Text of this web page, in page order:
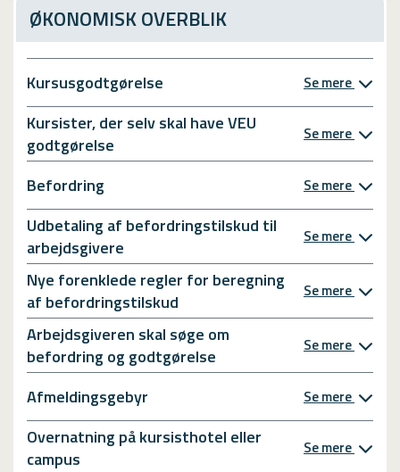
ØKONOMISK OVERBLIK
Kursusgodtgørelse Se mere
Kursister, der selv skal have VEU
godtgørelse
Se mere
Befordring Se mere
Udbetaling af befordringstilskud til
arbejdsgivere
Se mere
Nye forenklede regler for beregning
af befordringstilskud
Se mere
Arbejdsgiveren skal søge om
befordring og godtgørelse
Se mere
Afmeldingsgebyr Se mere
Overnatning på kursisthotel eller
campus
Se mere